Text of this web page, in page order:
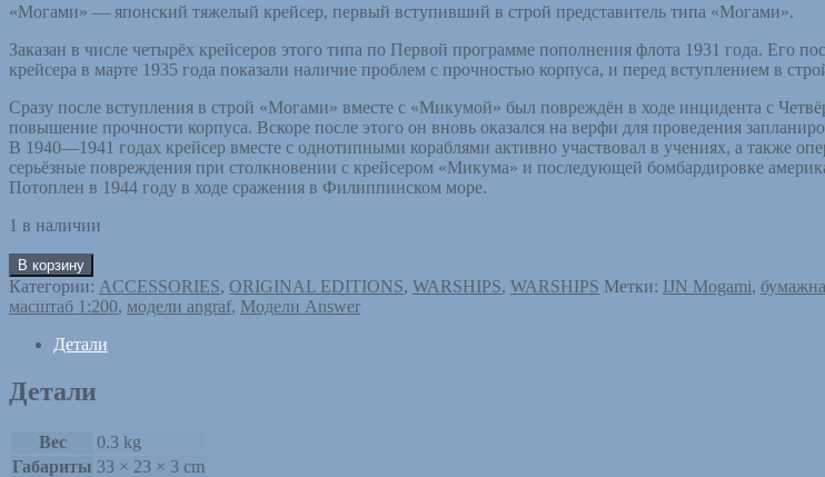
«Могами» — японский тяжелый крейсер, первый вступивший в строй представитель типа «Могами».
Заказан в числе четырёх крейсеров этого типа по Первой программе пополнения флота 1931 года. Его
крейсера в марте 1935 года показали наличие проблем с прочностью корпуса, и перед вступлением в
Сразу после вступления в строй «Могами» вместе с «Микумой» был повреждён в ходе инцидента с
повышение прочности корпуса. Вскоре после этого он вновь оказался на верфи для проведения
В 1940—1941 годах крейсер вместе с однотипными кораблями активно участвовал в учениях, а также
серьёзные повреждения при столкновении с крейсером «Микума» и последующей бомбардировке
Потоплен в 1944 году в ходе сражения в Филиппинском море.
1 в наличии
В корзину
Категории: ACCESSORIES, ORIGINAL EDITIONS, WARSHIPS, WARSHIPS Метки: IJN Mogami,
масштаб 1:200, модели angraf, Модели Answer
Детали
Детали
Вес
0.3 kg
Габариты 33 × 23 × 3 cm